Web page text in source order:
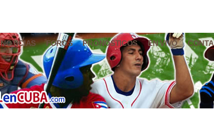
NOTICIAS FOROS PRONÓSTICOS EN VIVO